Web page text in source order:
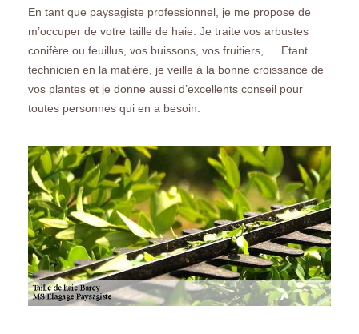
En tant que paysagiste professionnel, je me propose de
m’occuper de votre taille de haie. Je traite vos arbustes
conifère ou feuillus, vos buissons, vos fruitiers, … Etant
technicien en la matière, je veille à la bonne croissance de
vos plantes et je donne aussi d’excellents conseil pour
toutes personnes qui en a besoin.